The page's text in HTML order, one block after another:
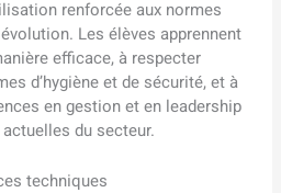
renforcée aux normes
Les élèves apprennent
efficace, à respecter
d’hygiène et de sécurité, et à
en gestion et en leadership
du secteur.
techniques